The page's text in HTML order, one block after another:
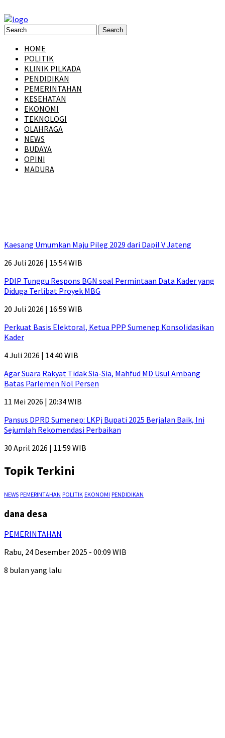
HOME
POLITIK
KLINIK PILKADA
PENDIDIKAN
PEMERINTAHAN
KESEHATAN
EKONOMI
TEKNOLOGI
OLAHRAGA
NEWS
BUDAYA
OPINI
MADURA
Kaesang Umumkan Maju Pileg 2029 dari Dapil V Jateng
26 Juli 2026 | 15:54 WIB
PDIP Tunggu Respons BGN soal Permintaan Data Kader yang
Diduga Terlibat Proyek MBG
20 Juli 2026 | 16:59 WIB
Perkuat Basis Elektoral, Ketua PPP Sumenep Konsolidasikan
Kader
4 Juli 2026 | 14:40 WIB
Agar Suara Rakyat Tidak Sia-Sia, Mahfud MD Usul Ambang
Batas Parlemen Nol Persen
11 Mei 2026 | 20:34 WIB
Pansus DPRD Sumenep: LKPj Bupati 2025 Berjalan Baik, Ini
Sejumlah Rekomendasi Perbaikan
30 April 2026 | 11:59 WIB
Topik Terkini
NEWS PEMERINTAHAN POLITIK EKONOMI PENDIDIKAN
dana desa
PEMERINTAHAN
Rabu, 24 Desember 2025 - 00:09 WIB
8 bulan yang lalu